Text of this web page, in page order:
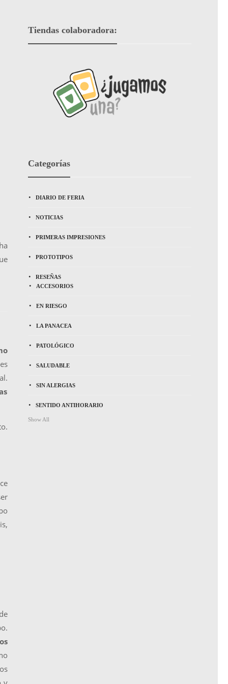
Tiendas colaboradora:
Categorías
DIARIO DE FERIA
NOTICIAS
PRIMERAS IMPRESIONES
PROTOTIPOS
RESEÑAS
ACCESORIOS
EN RIESGO
LA PANACEA
PATOLÓGICO
SALUDABLE
SIN ALERGIAS
SENTIDO ANTIHORARIO
Show All